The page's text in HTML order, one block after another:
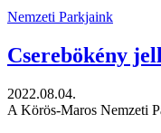
Nemzeti Parkjaink
Cserebökény
2022.08.04.
A Körös-Maros Nemzeti